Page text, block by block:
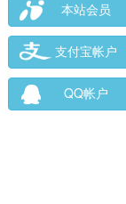
本站会员
支付宝帐户
QQ帐户